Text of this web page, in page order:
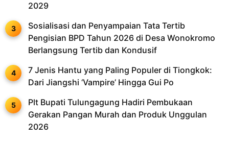
2029
Sosialisasi dan Penyampaian Tata Tertib
Pengisian BPD Tahun 2026 di Desa Wonokromo
Berlangsung Tertib dan Kondusif
7 Jenis Hantu yang Paling Populer di Tiongkok:
Dari Jiangshi ‘Vampire’ Hingga Gui Po
Plt Bupati Tulungagung Hadiri Pembukaan
Gerakan Pangan Murah dan Produk Unggulan
2026